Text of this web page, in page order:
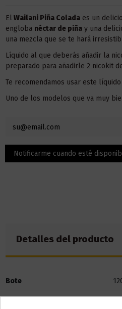
El Wailani Piña Coladaes un
engloba néctar de piñay una
una mezcla que se te hará
Líquido al que deberás añadir la
preparado para añadirle 2 nicokit
Te recomendamos usar este líquido
Uno de los modelos que va muy
Detalles del producto
Bote
Base